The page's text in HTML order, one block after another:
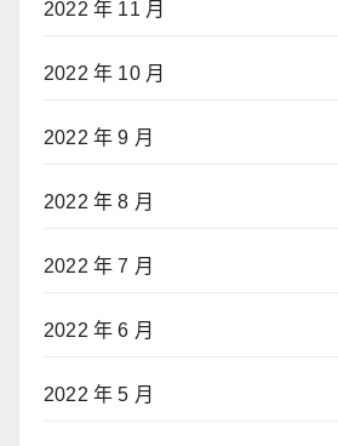
2022 年 11 月
2022 年 10 月
2022 年 9 月
2022 年 8 月
2022 年 7 月
2022 年 6 月
2022 年 5 月